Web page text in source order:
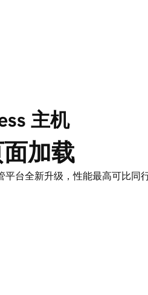
主机
加载
平台全新升级，性能最高可比同